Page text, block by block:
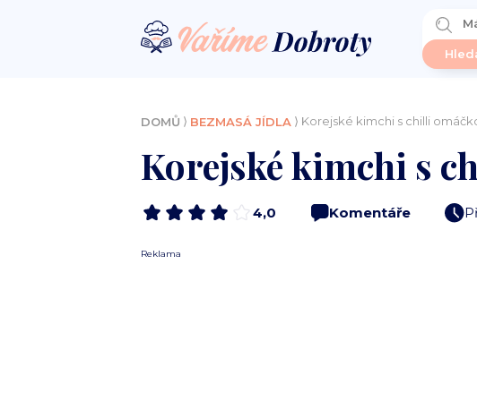
DOMŮ ⟩ BEZMASÁ JÍDLA ⟩ Korejské kimchi s chilli
Korejské kimchi s
4,0 Komentáře
Reklama